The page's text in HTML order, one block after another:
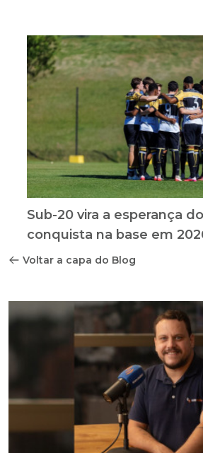
Sub-20 vira a esperança
conquista na base em
Voltar a capa do Blog